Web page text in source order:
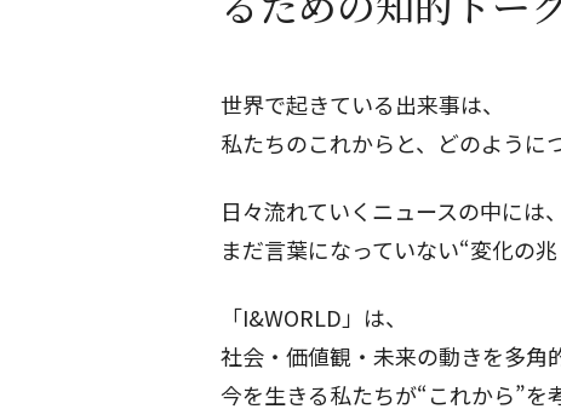
世界で起きている出来事は、
私たちのこれからと、どのように
日々流れていくニュースの中には、
まだ言葉になっていない“変化の兆
「I&WORLD」は、
社会・価値観・未来の動きを多角
今を生きる私たちが“これから”を